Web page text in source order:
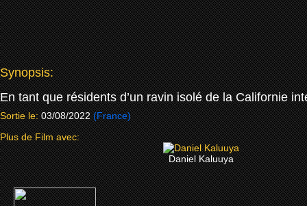
Synopsis:
En tant que résidents d’un ravin isolé de la Californie
Sortie le: 03/08/2022 (France)
Plus de Film avec:
Daniel Kaluuya